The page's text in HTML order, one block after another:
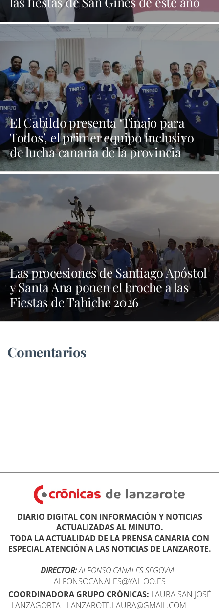
El Cabildo presenta ‘Tinajo para
Todos’, el primer equipo inclusivo
de lucha canaria de la provincia
Las procesiones de Santiago Apóstol
y Santa Ana ponen el broche a las
Fiestas de Tahiche 2026
Comentarios
DIARIO DIGITAL CON INFORMACIÓN Y NOTICIAS
ACTUALIZADAS AL MINUTO.
TODA LA ACTUALIDAD DE LA PRENSA CANARIA CON
ESPECIAL ATENCIÓN A LAS NOTICIAS DE LANZAROTE.
DIRECTOR:ALFONSO CANALES SEGOVIA -
ALFONSOCANALES@YAHOO.ES
COORDINADORA GRUPO CRÓNICAS: LAURA SAN JOSÉ
LANZAGORTA - LANZAROTE.LAURA@GMAIL.COM